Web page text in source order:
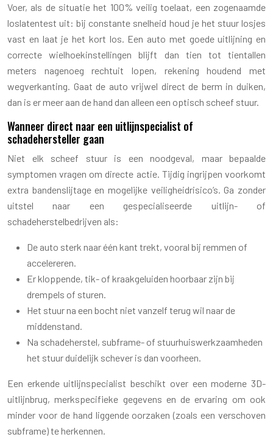
Voer, als de situatie het 100% veilig toelaat, een zogenaamde
loslatentest uit: bij constante snelheid houd je het stuur losjes
vast en laat je het kort los. Een auto met goede uitlijning en
correcte wielhoekinstellingen blijft dan tien tot tientallen
meters nagenoeg rechtuit lopen, rekening houdend met
wegverkanting. Gaat de auto vrijwel direct de berm in duiken,
dan is er meer aan de hand dan alleen een optisch scheef stuur.
Wanneer direct naar een uitlijnspecialist of
schadehersteller gaan
Niet elk scheef stuur is een noodgeval, maar bepaalde
symptomen vragen om directe actie. Tijdig ingrijpen voorkomt
extra bandenslijtage en mogelijke veiligheidrisico’s. Ga zonder
uitstel naar een gespecialiseerde uitlijn- of
schadeherstelbedrijven als:
De auto sterk naar één kant trekt, vooral bij remmen of
accelereren.
Er kloppende, tik- of kraakgeluiden hoorbaar zijn bij
drempels of sturen.
Het stuur na een bocht niet vanzelf terug wil naar de
middenstand.
Na schadeherstel, subframe- of stuurhuiswerkzaamheden
het stuur duidelijk schever is dan voorheen.
Een erkende uitlijnspecialist beschikt over een moderne 3D-
uitlijnbrug, merkspecifieke gegevens en de ervaring om ook
minder voor de hand liggende oorzaken (zoals een verschoven
subframe) te herkennen.